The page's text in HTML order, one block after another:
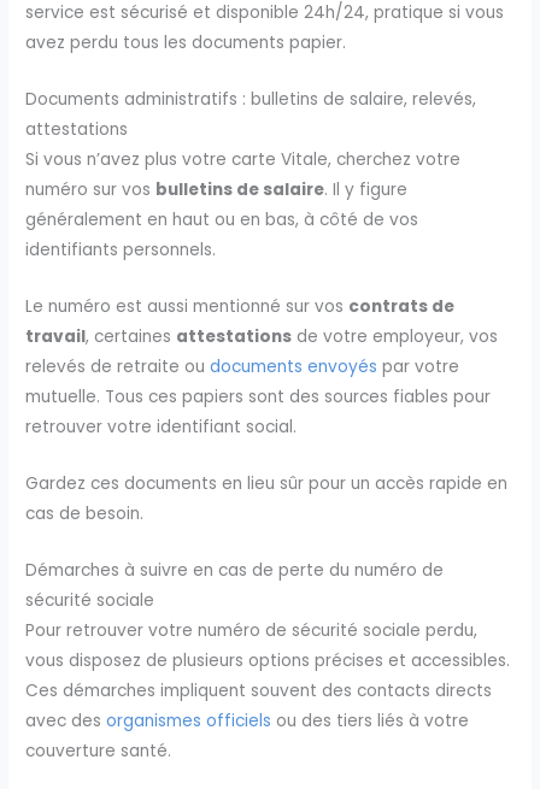
service est sécurisé et disponible 24h/24, pratique si vous
avez perdu tous les documents papier.
Documents administratifs : bulletins de salaire, relevés,
attestations
Si vous n’avez plus votre carte Vitale, cherchez votre
numéro sur vos bulletins de salaire. Il y figure
généralement en haut ou en bas, à côté de vos
identifiants personnels.
Le numéro est aussi mentionné sur vos contrats de
travail, certaines attestations de votre employeur, vos
relevés de retraite oudocuments envoyés par votre
mutuelle. Tous ces papiers sont des sources fiables pour
retrouver votre identifiant social.
Gardez ces documents en lieu sûr pour un accès rapide en
cas de besoin.
Démarches à suivre en cas de perte du numéro de
sécurité sociale
Pour retrouver votre numéro de sécurité sociale perdu,
vous disposez de plusieurs options précises et accessibles.
Ces démarches impliquent souvent des contacts directs
avec desorganismes officiels ou des tiers liés à votre
couverture santé.